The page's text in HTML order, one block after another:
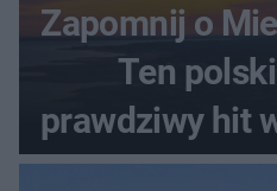
Zapomnij o
Ten
prawdziwy hit